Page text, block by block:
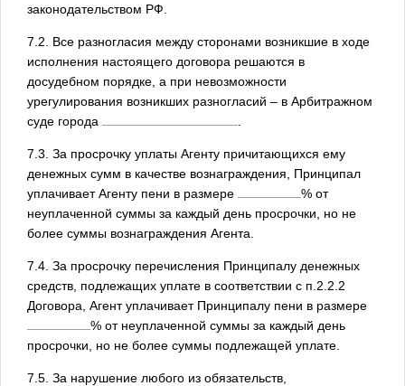
законодательством РФ.
7.2. Все разногласия между сторонами возникшие в ходе
исполнения настоящего договора решаются в
досудебном порядке, а при невозможности
урегулирования возникших разногласий – в Арбитражном
суде города
7.3. За просрочку уплаты Агенту причитающихся ему
денежных сумм в качестве вознаграждения, Принципал
уплачивает Агенту пени в размере
% от
неуплаченной суммы за каждый день просрочки, но не
более суммы вознаграждения Агента.
7.4. За просрочку перечисления Принципалу денежных
средств, подлежащих уплате в соответствии с п.2.2.2
Договора, Агент уплачивает Принципалу пени в размере
% от неуплаченной суммы за каждый день
просрочки, но не более суммы подлежащей уплате.
7.5. За нарушение любого из обязательств,